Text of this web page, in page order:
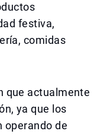
festiva,
comidas
que actualmente
ya que los
operando de